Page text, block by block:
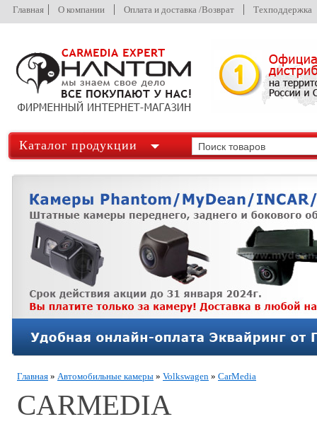
Главная О компании Оплата и доставка /Возврат Техподдержка
Каталог продукции
Главная » Автомобильные камеры » Volkswagen » CarMedia
CARMEDIA